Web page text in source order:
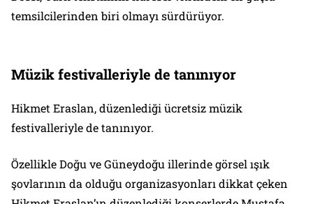
temsilcilerinden biri olmayı sürdürüyor.
Müzik festivalleriyle de tanınıyor
Hikmet Eraslan, düzenlediği ücretsiz müzik
festivalleriyle de tanınıyor.
Özellikle Doğu ve Güneydoğu illerinde görsel ışık
şovlarının da olduğu organizasyonları dikkat çeken